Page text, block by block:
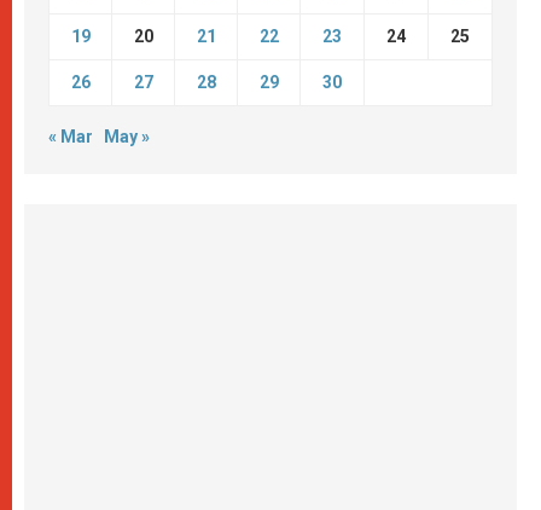
19 20 21 22 23 24 25
26 27 28 29 30
« Mar May »